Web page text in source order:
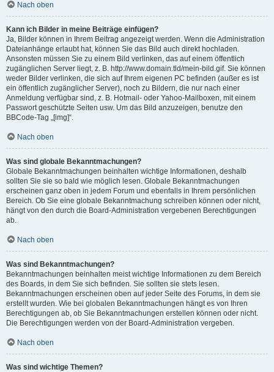
Nach oben
Kann ich Bilder in meine Beiträge einfügen?
Ja, Bilder können in Ihrem Beitrag angezeigt werden. Wenn die Administration
Dateianhänge erlaubt hat, können Sie das Bild auch direkt hochladen.
Ansonsten müssen Sie zu einem Bild verlinken, das auf einem öffentlich
zugänglichen Server liegt, z. B. http://www.domain.tld/mein-bild.gif. Sie können
weder Bilder verlinken, die sich auf Ihrem eigenen PC befinden (außer es ist
ein öffentlich zugänglicher Server), noch zu Bildern, die nur nach einer
Anmeldung verfügbar sind, z. B. Hotmail- oder Yahoo-Mailboxen, mit einem
Passwort geschützte Seiten usw. Um das Bild anzuzeigen, benutze den
BBCode-Tag „[img]“.
Nach oben
Was sind globale Bekanntmachungen?
Globale Bekanntmachungen beinhalten wichtige Informationen, deshalb
sollten Sie sie so bald wie möglich lesen. Globale Bekanntmachungen
erscheinen ganz oben in jedem Forum und ebenfalls in Ihrem persönlichen
Bereich. Ob Sie eine globale Bekanntmachung schreiben können oder nicht,
hängt von den durch die Board-Administration vergebenen Berechtigungen
ab.
Nach oben
Was sind Bekanntmachungen?
Bekanntmachungen beinhalten meist wichtige Informationen zu dem Bereich
des Boards, in dem Sie sich befinden. Sie sollten sie stets lesen.
Bekanntmachungen erscheinen oben auf jeder Seite des Forums, in dem sie
erstellt wurden. Wie bei globalen Bekanntmachungen hängt es von Ihren
Berechtigungen ab, ob Sie Bekanntmachungen erstellen können oder nicht.
Die Berechtigungen werden von der Board-Administration vergeben.
Nach oben
Was sind wichtige Themen?